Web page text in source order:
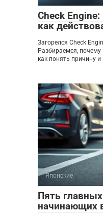
Check
как
Загорелся Check
Разбираемся, почему
как понять причину и
Японские
Пять
начинающих